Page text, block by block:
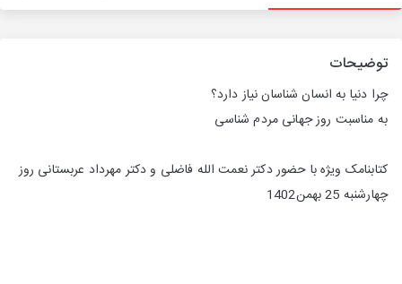
توضیحات
چرا دنیا به انسان شناسان نیاز دارد؟
به مناسبت روز جهانی مردم شناسی
کتابنامک ویژه با حضور دکتر نعمت الله فاضلی و دکتر مهرداد عربستانی روز
چهارشنبه 25 بهمن1402